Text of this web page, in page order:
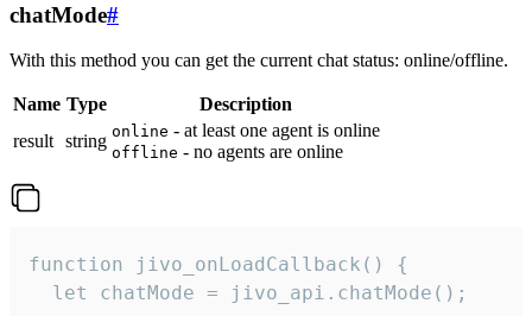
chatMode#
With this method you can get the current chat status: online/offline.
Name Type
Description
result string online - at least one agent is online
offline - no agents are online
function jivo_onLoadCallback() {
  let chatMode = jivo_api.chatMode();